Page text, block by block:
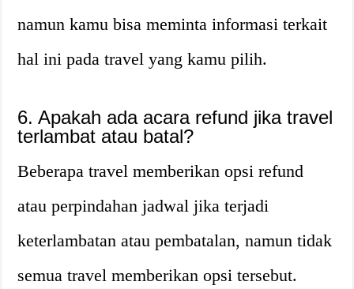
namun kamu bisa meminta informasi terkait
hal ini pada travel yang kamu pilih.
6. Apakah ada acara refund jika travel
terlambat atau batal?
Beberapa travel memberikan opsi refund
atau perpindahan jadwal jika terjadi
keterlambatan atau pembatalan, namun tidak
semua travel memberikan opsi tersebut.